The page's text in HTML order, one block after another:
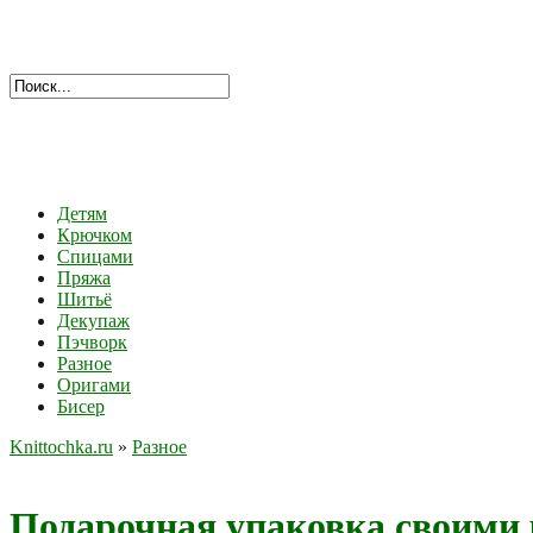
Детям
Крючком
Спицами
Пряжа
Шитьё
Декупаж
Пэчворк
Разное
Оригами
Бисер
Knittochka.ru » Разное